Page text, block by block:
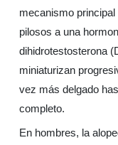
mecanismo
pilosos a una
dihidrotestosterona
miniaturizan
vez más delgado
completo.
En hombres, la